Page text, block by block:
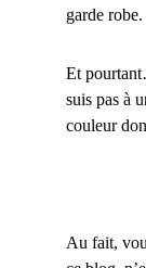
garde robe.
Et
suis pas à
couleur
Au fait,